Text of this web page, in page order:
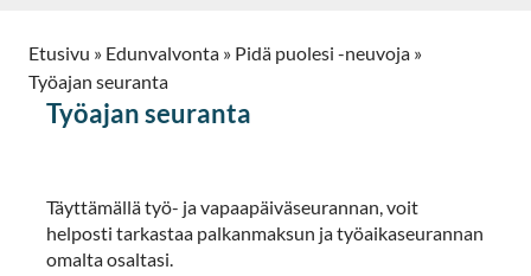
Etusivu » Edunvalvonta » Pidä puolesi -neuvoja »
Työajan seuranta
Työajan seuranta
Täyttämällä työ- ja vapaapäiväseurannan, voit
helposti tarkastaa palkanmaksun ja työaikaseurannan
omalta osaltasi.